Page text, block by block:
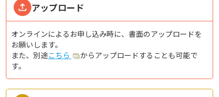
アップロード
オンラインによるお申し込み時に、書面のアップロードを
お願いします。
また、別途こちら
からアップロードすることも可能で
す。